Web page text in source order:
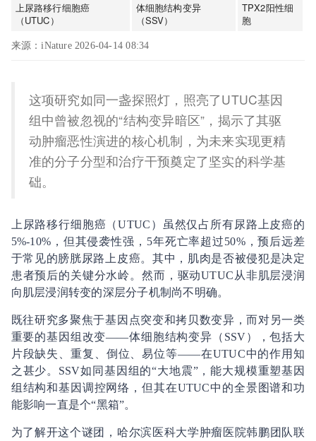
上尿路移行细胞癌
（UTUC）
体细胞结构变异
（SSV）
TPX2阳性细
胞
来源：iNature 2026-04-14 08:34
这项研究如同一盏探照灯，照亮了UTUC基因
组中曾被忽视的“结构变异暗区”，揭示了其驱
动肿瘤恶性演进的核心机制，为未来实现更精
准的分子分型和治疗干预奠定了坚实的科学基
础。
上尿路移行细胞癌（UTUC）虽然仅占所有尿路上皮癌的
5%-10%，但其侵袭性强，5年死亡率超过50%，预后远差
于常见的膀胱尿路上皮癌。其中，肌肉是否被侵犯是决定
患者预后的关键分水岭。然而，驱动UTUC从非肌层浸润
向肌层浸润转变的深层分子机制尚不明确。
既往研究多聚焦于基因点突变和拷贝数变异，而对另一类
重要的基因组改变——体细胞结构变异（SSV），包括大
片段缺失、重复、倒位、易位等——在UTUC中的作用知
之甚少。SSV如同基因组的“大地震”，能大规模重塑基因
组结构和基因调控网络，但其在UTUC中的全景图谱和功
能影响一直是个“黑箱”。
为了解开这个谜团，哈尔滨医科大学肿瘤医院韩鹏团队联